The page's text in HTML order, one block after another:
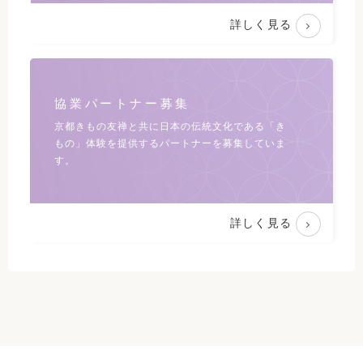
詳しく見る
協業パートナー募集
京都きもの友禅と共に日本の伝統文化である
「き
もの」体験を提供するパートナーを募集していま
す。
詳しく見る